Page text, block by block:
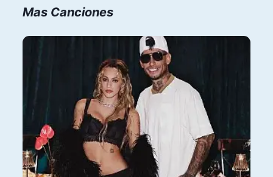
Mas Canciones